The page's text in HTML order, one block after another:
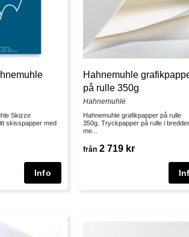
Skizze
skisspapper med
Hahnemuhle
på rulle 350g
Hahnemuhle
Hahnemuhle grafikpapper på rulle
350g. Tryckpapper på rulle i
me...
från 2 719 kr